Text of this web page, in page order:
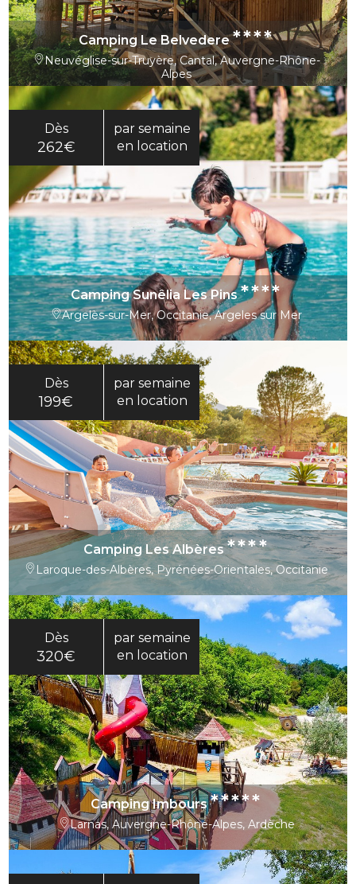
Camping Le Belvedere****
Neuvéglise-sur-Truyère, Cantal, Auvergne-Rhône-
Alpes
Dès
262€
par semaine
en location
Camping Sunêlia Les Pins****
Argelès-sur-Mer, Occitanie, Argeles sur Mer
Dès
199€
par semaine
en location
Camping Les Albères****
Laroque-des-Albères, Pyrénées-Orientales, Occitanie
Dès
320€
par semaine
en location
Camping Imbours*****
Larnas, Auvergne-Rhône-Alpes, Ardèche